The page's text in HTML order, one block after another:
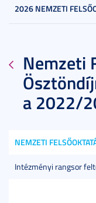
2026 NEMZETI
Nemzeti
a 2022/
NEMZETI
Intézményi rangsor